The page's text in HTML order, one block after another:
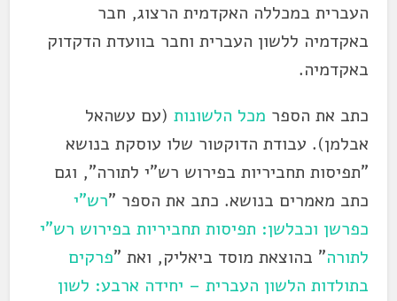
העברית במכללה האקדמית הרצוג, חבר
באקדמיה ללשון העברית וחבר בוועדת הדקדוק
באקדמיה.
כתב את הספר מכל הלשונות (עם עשהאל
אבלמן). עבודת הדוקטור שלו עוסקת בנושא
"תפיסות תחביריות בפירוש רש"י לתורה", וגם
כתב מאמרים בנושא. כתב את הספר "רש"י
כפרשן וכבלשן: תפיסות תחביריות בפירוש רש"י
לתורה" בהוצאת מוסד ביאליק, ואת "פרקים
בתולדות הלשון העברית – יחידה ארבע: לשון